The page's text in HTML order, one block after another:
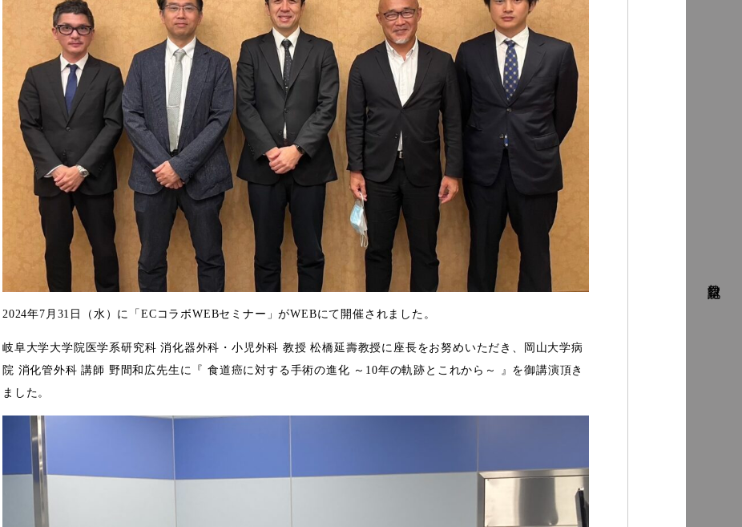
2024年7月31日（水）に「ECコラボWEBセミナー」がWEBにて開催されました。
岐阜大学大学院医学系研究科 消化器外科・小児外科 教授 松橋延壽教授に座長をお努めいただき、岡山大学病
院 消化管外科 講師 野間和広先生に『 食道癌に対する手術の進化 ～10年の軌跡とこれから～ 』を御講演頂き
ました。